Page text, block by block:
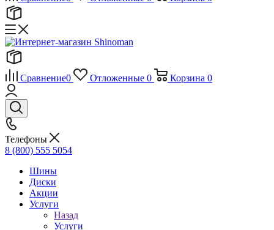
Сравнение0 Отложенные 0 Корзина 0
Телефоны
8 (800) 555 5054
Шины
Диски
Акции
Услуги
Назад
Услуги